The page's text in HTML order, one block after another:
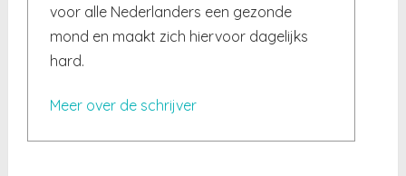
voor alle Nederlanders een gezonde
mond en maakt zich hiervoor dagelijks
hard.
Meer over de schrijver